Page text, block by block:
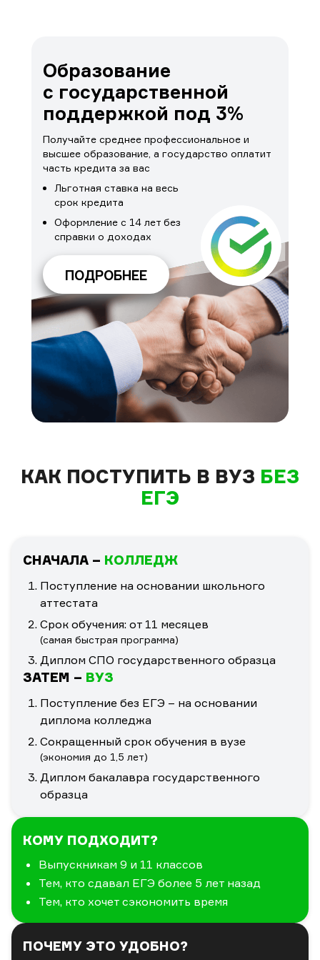
Образование
с государственной
поддержкой под 3%
Получайте среднее профессиональное и
высшее образование, а государство оплатит
часть кредита за вас
Льготная ставка на весь
срок кредита
Оформление с 14 лет без
справки о доходах
ПОДРОБНЕЕ
КАК ПОСТУПИТЬ В ВУЗ БЕЗ
ЕГЭ
СНАЧАЛА – КОЛЛЕДЖ
Поступление на основании школьного
аттестата
Срок обучения: от 11 месяцев
(самая быстрая программа)
Диплом СПО государственного образца
ЗАТЕМ – ВУЗ
Поступление без ЕГЭ – на основании
диплома колледжа
Сокращенный срок обучения в вузе
(экономия до 1,5 лет)
Диплом бакалавра государственного
образца
ПОЧЕМУ ЭТО УДОБНО?
КОМУ ПОДХОДИТ?
Выпускникам 9 и 11 классов
Тем, кто сдавал ЕГЭ более 5 лет назад
Тем, кто хочет сэкономить время